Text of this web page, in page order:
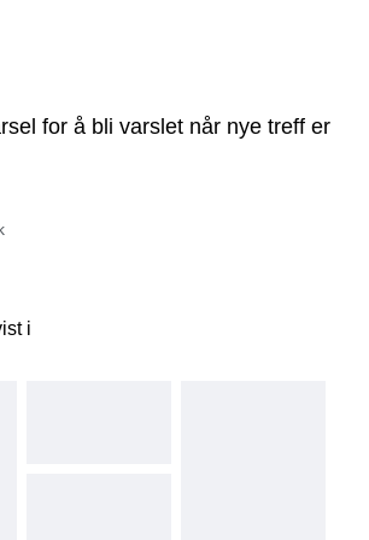
for å bli varslet når nye treff er
i